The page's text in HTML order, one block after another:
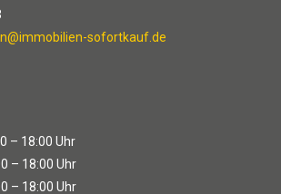
sofortkauf.de
18:00 Uhr
18:00 Uhr
18:00 Uhr